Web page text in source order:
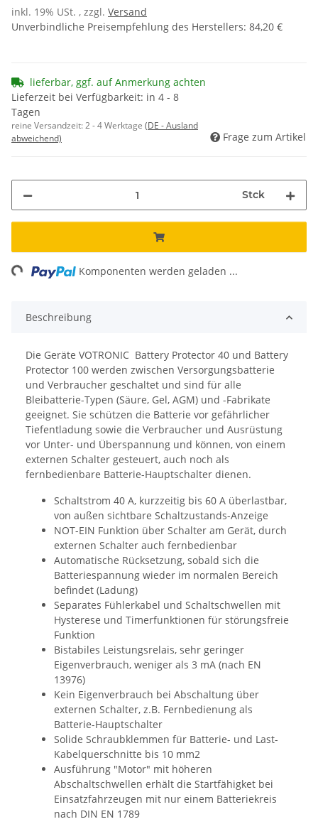
inkl. 19% USt. , zzgl. Versand
Unverbindliche Preisempfehlung des Herstellers: 84,20 €
lieferbar, ggf. auf Anmerkung achten
Lieferzeit bei Verfügbarkeit: in 4 - 8
Tagen
reine Versandzeit:2 - 4 Werktage (DE - Ausland
abweichend)
Frage zum Artikel
Stck
Komponenten werden geladen ...
Beschreibung
Die Geräte VOTRONIC Battery Protector 40 und Battery
Protector 100 werden zwischen Versorgungsbatterie
und Verbraucher geschaltet und sind für alle
Bleibatterie-Typen (Säure, Gel, AGM) und -Fabrikate
geeignet. Sie schützen die Batterie vor gefährlicher
Tiefentladung sowie die Verbraucher und Ausrüstung
vor Unter- und Überspannung und können, von einem
externen Schalter gesteuert, auch noch als
fernbedienbare Batterie-Hauptschalter dienen.
Schaltstrom 40 A, kurzzeitig bis 60 A überlastbar,
von außen sichtbare Schaltzustands-Anzeige
NOT-EIN Funktion über Schalter am Gerät, durch
externen Schalter auch fernbedienbar
Automatische Rücksetzung, sobald sich die
Batteriespannung wieder im normalen Bereich
befindet (Ladung)
Separates Fühlerkabel und Schaltschwellen mit
Hysterese und Timerfunktionen für störungsfreie
Funktion
Bistabiles Leistungsrelais, sehr geringer
Eigenverbrauch, weniger als 3 mA (nach EN
13976)
Kein Eigenverbrauch bei Abschaltung über
externen Schalter, z.B. Fernbedienung als
Batterie-Hauptschalter
Solide Schraubklemmen für Batterie- und Last-
Kabelquerschnitte bis 10 mm2
Ausführung "Motor" mit höheren
Abschaltschwellen erhält die Startfähigket bei
Einsatzfahrzeugen mit nur einem Batteriekreis
nach DIN EN 1789